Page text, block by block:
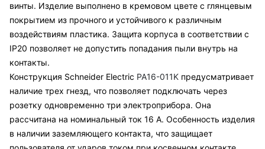
винты. Изделие выполнено в кремовом цвете с глянцевым
покрытием из прочного и устойчивого к различным
воздействиям пластика. Защита корпуса в соответствии с
IP20 позволяет не допустить попадания пыли внутрь на
контакты.
Конструкция Schneider Electric PA16-011K предусматривает
наличие трех гнезд, что позволяет подключать через
розетку одновременно три электроприбора. Она
рассчитана на номинальный ток 16 А. Особенность изделия
в наличии заземляющего контакта, что защищает